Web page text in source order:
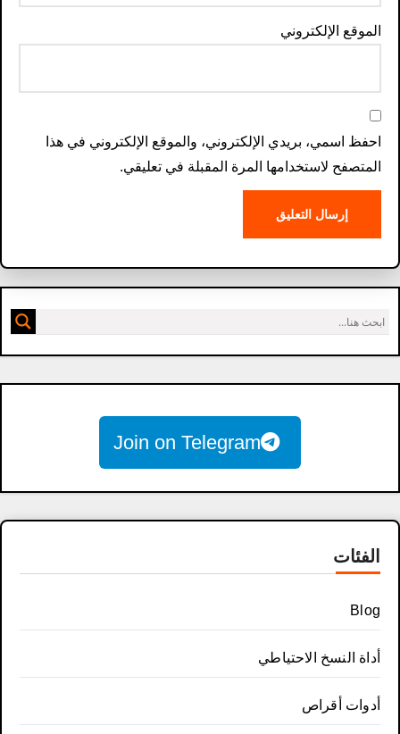
الموقع الإلكتروني
احفظ اسمي، بريدي الإلكتروني، والموقع الإلكتروني في هذا
المتصفح لاستخدامها المرة المقبلة في تعليقي.
Join on Telegram
الفئات
Blog
أداة النسخ الاحتياطي
أدوات أقراص